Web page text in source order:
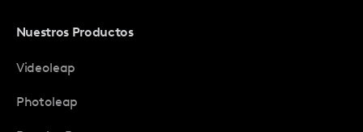
Nuestros Productos
Videoleap
Photoleap